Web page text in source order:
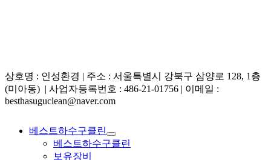
상호명 : 인성환경 | 주소 : 서울특별시 강북구 삼양로 128, 1층
(미아동) | 사업자등록번호 : 486-21-01756 | 이메일 :
besthasuguclean@naver.com
베스트하수구클린
베스트하수구클린
보유장비